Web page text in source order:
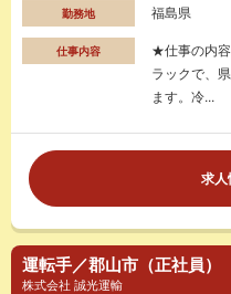
勤務地 福島県
仕事内容
★仕事の内
ラックで、
ます。冷...
求
運転手／郡山市（正社員）
株式会社 誠光運輸